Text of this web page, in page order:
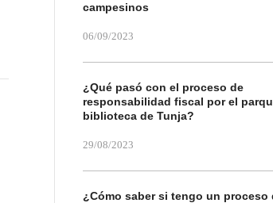
campesinos
06/09/2023
¿Qué pasó con el proceso de
responsabilidad fiscal por el
biblioteca de Tunja?
29/08/2023
¿Cómo saber si tengo un proceso